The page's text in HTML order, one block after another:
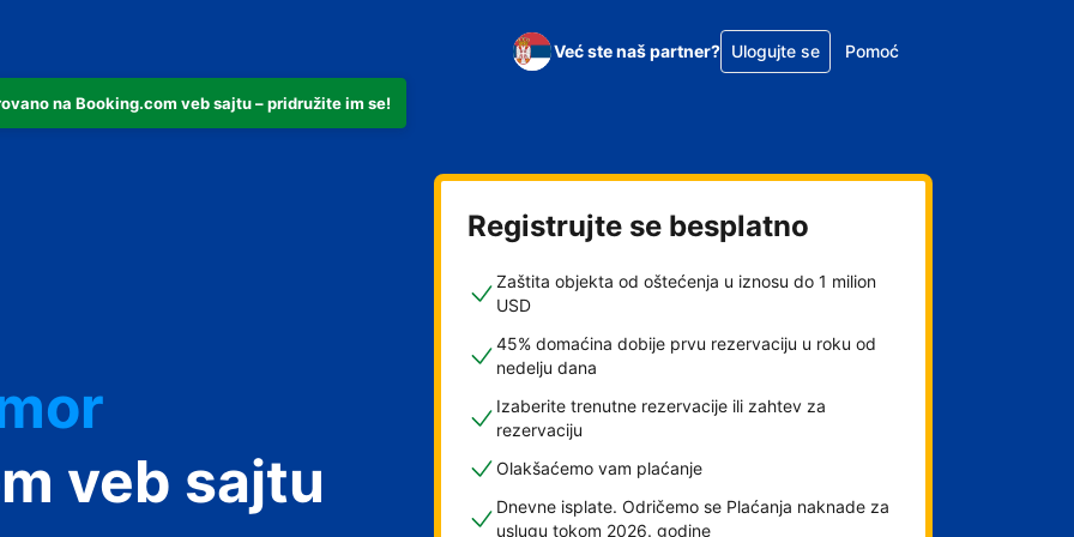
na Booking.com veb sajtu – pridružite im se!
Već ste naš partner? Ulogujte se Pomoć
veb sajtu
Registrujte se besplatno
Zaštita objekta od oštećenja u iznosu do 1 milion
USD
45% domaćina dobije prvu rezervaciju u roku od
nedelju dana
Izaberite trenutne rezervacije ili zahtev za
rezervaciju
Olakšaćemo vam plaćanje
Dnevne isplate. Odričemo se Plaćanja naknade za
uslugu tokom 2026. godine